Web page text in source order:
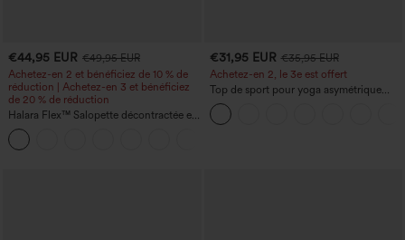
€44,95 EUR €49,95 EUR
Achetez-en 2 et bénéficiez de 10 % de
réduction | Achetez-en 3 et bénéficiez
de 20 % de réduction
Halara Flex™ Salopette décontractée en
denim lavé à encolure en V avec poche
€31,95 EUR €35,95 EUR
Achetez-en 2, le 3e est offert
Top de sport pour yoga asymétrique
(une épaule) à manches longues avec
ouverture pour le pouce, ourlet arrondi
haut-bas, séchage rapide, soutien-gorge